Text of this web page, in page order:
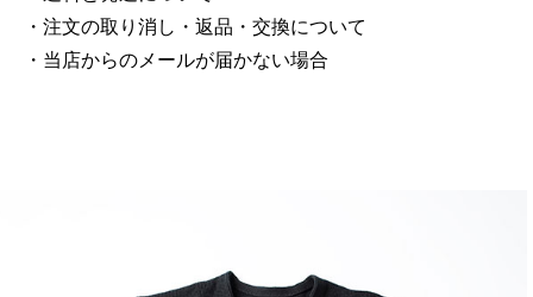
・注文の取り消し・返品・交換について
・当店からのメールが届かない場合